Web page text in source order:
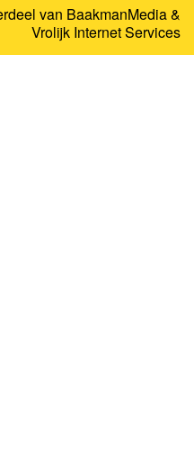
van BaakmanMedia&
Vrolijk Internet Services